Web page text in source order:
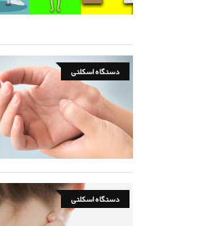
دستگاه اسکلتی
دستگاه اسکلتی